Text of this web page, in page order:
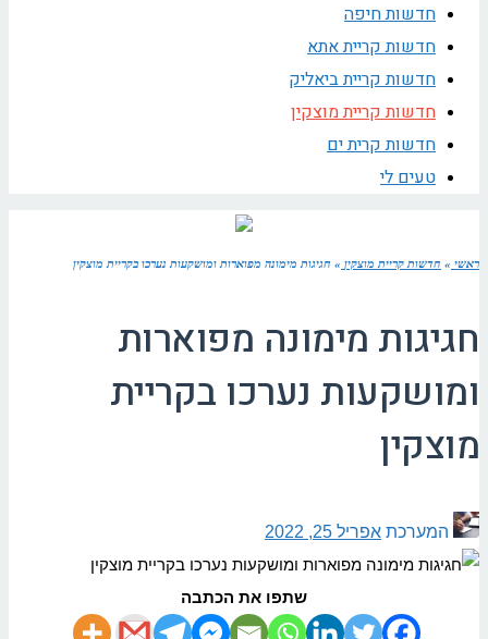
חדשות חיפה
חדשות קריית אתא
חדשות קריית ביאליק
חדשות קריית מוצקין
חדשות קרית ים
טעים לי
ראשי » חדשות קריית מוצקין » חגיגות מימונה מפוארות ומושקעות נערכו בקריית מוצקין
חגיגות מימונה מפוארות
ומושקעות נערכו בקריית
מוצקין
המערכת אפריל 25, 2022
שתפו את הכתבה